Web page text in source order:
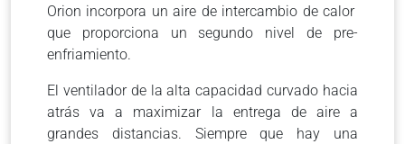
Orion incorpora un aire de intercambio de calor
que proporciona un segundo nivel de pre-
enfriamiento.
El ventilador de la alta capacidad curvado hacia
atrás va a maximizar la entrega de aire a
grandes distancias. Siempre que hay una